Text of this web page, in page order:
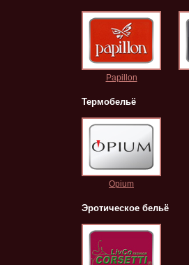
Papillon
Термобельё
Opium
Эротическое бельё